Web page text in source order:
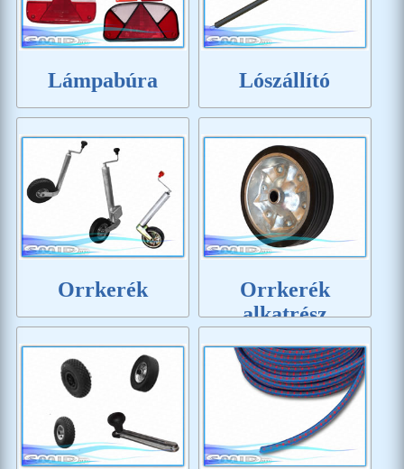
Lámpabúra Lószállító
Orrkerék
Orrkerék
alkatrész